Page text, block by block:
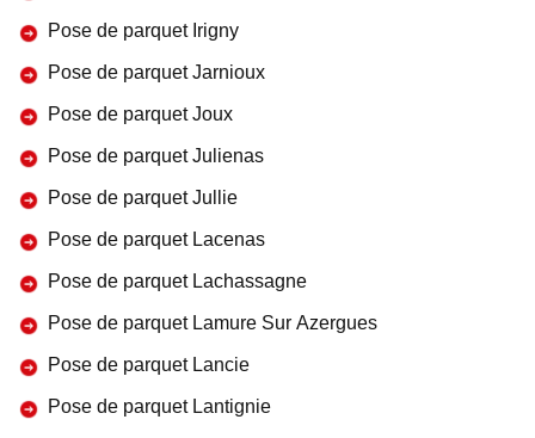
Pose de parquet Irigny
Pose de parquet Jarnioux
Pose de parquet Joux
Pose de parquet Julienas
Pose de parquet Jullie
Pose de parquet Lacenas
Pose de parquet Lachassagne
Pose de parquet Lamure Sur Azergues
Pose de parquet Lancie
Pose de parquet Lantignie